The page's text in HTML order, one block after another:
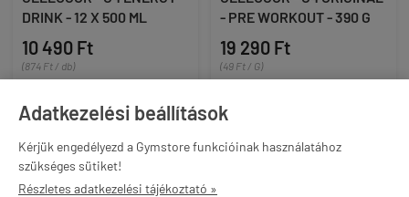
Adatkezelési beállítások
Kérjük engedélyezd a Gymstore funkcióinak használatához
szükséges sütiket!
Részletes adatkezelési tájékoztató »
DRINK - 12 X 500 ML
10 490 Ft
(874 Ft / db)
szállítás Gymstore PRO
 KOSÁRBA
- PRE WORKOUT - 390 G
19 290 Ft
(49 Ft / G)